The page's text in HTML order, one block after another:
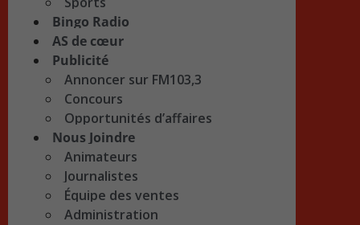
Bingo Radio
AS de cœur
Publicité
Annoncer sur FM103,3
Concours
Opportunités d’affaires
Nous Joindre
Animateurs
Journalistes
Équipe des ventes
Administration